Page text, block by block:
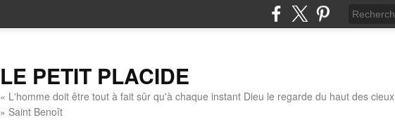
LE PETIT PLACIDE
« L'homme doit être tout à fait sûr qu'à chaque instant Dieu le regarde du haut des cieux
» Saint Benoît